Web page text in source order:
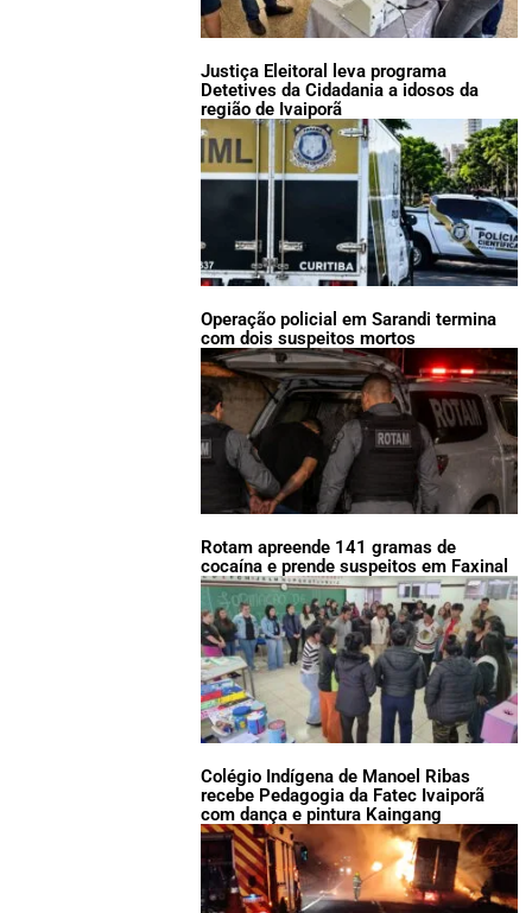
Justiça Eleitoral leva programa
Detetives da Cidadania a idosos da
região de Ivaiporã
Operação policial em Sarandi termina
com dois suspeitos mortos
Rotam apreende 141 gramas de
cocaína e prende suspeitos em Faxinal
Colégio Indígena de Manoel Ribas
recebe Pedagogia da Fatec Ivaiporã
com dança e pintura Kaingang